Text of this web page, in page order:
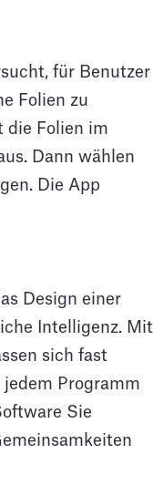
für Benutzer
Folien zu
die Folien im
Dann wählen
Die App
Design einer
Intelligenz. Mit
sich fast
Programm
Sie